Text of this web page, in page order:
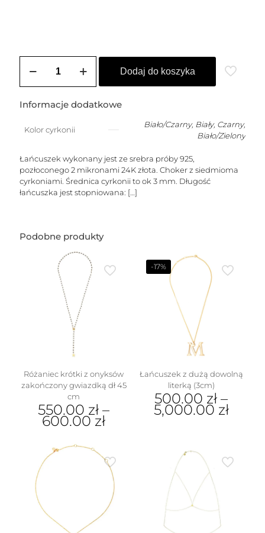
Choker
2
mm)
Dodaj do koszyka
Informacje dodatkowe
Kolor cyrkonii
Biało/Czarny, Biały, Czarny,
Biało/Zielony
Łańcuszek wykonany jest ze srebra próby 925,
pozłoconego 2 mikronami 24K złota. Choker z siedmioma
cyrkoniami. Średnica cyrkonii to ok 3 mm. Długość
łańcuszka jest stopniowana: […]
Podobne produkty
Różaniec krótki z onyksów
zakończony gwiazdką dł 45
cm
550.00 zł –
600.00 zł
produkt
wariantów.
wybrać
-17%
Łańcuszek z dużą dowolną
literką (3cm)
500.00 zł –
5,000.00 zł
wiele
wariantów.
Opcje
można
wybrać